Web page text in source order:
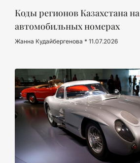
Коды регионов Казахстана на
автомобильных номерах
Жанна Кудайбергенова 11.07.2026